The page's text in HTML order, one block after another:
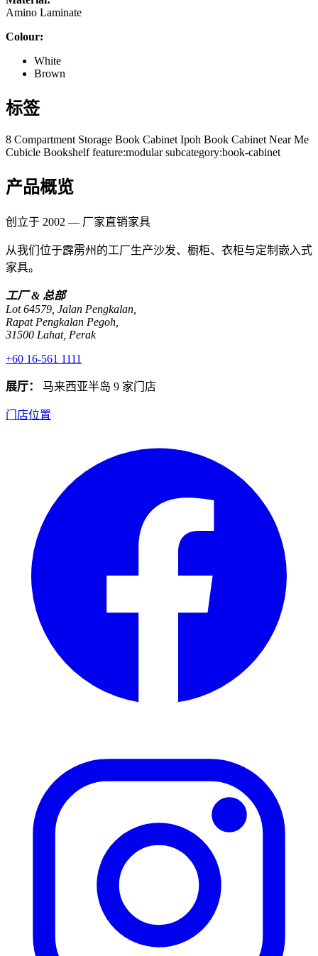
Amino Laminate
Colour:
White
Brown
标签
8 Compartment Storage Book Cabinet Ipoh Book Cabinet Near Me
Cubicle Bookshelffeature:modularsubcategory:book-cabinet
产品概览
创立于 2002 — 厂家直销家具
从我们位于霹雳州的工厂生产沙发、橱柜、衣柜与定制嵌入式
家具。
工厂 & 总部
Lot 64579, Jalan Pengkalan,
Rapat Pengkalan Pegoh,
31500 Lahat, Perak
+60 16-561 1111
展厅： 马来西亚半岛 9 家门店
门店位置